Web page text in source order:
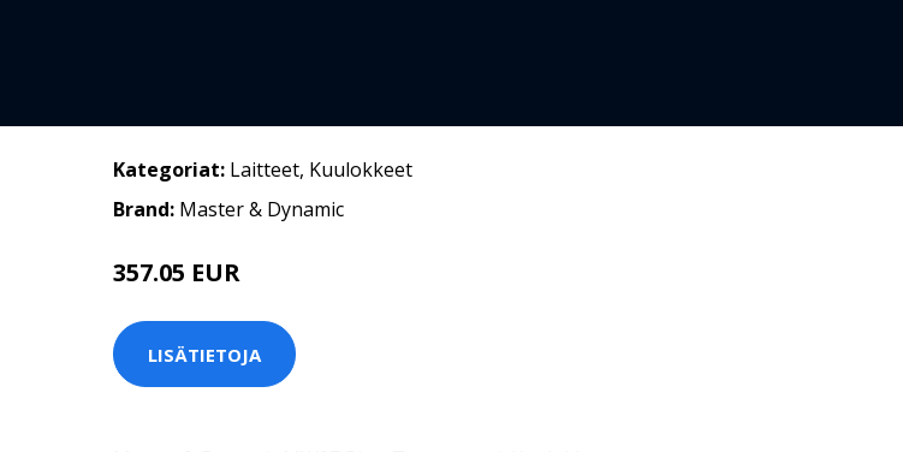
Kategoriat: Laitteet, Kuulokkeet
Brand: Master & Dynamic
357.05 EUR
LISÄTIETOJA